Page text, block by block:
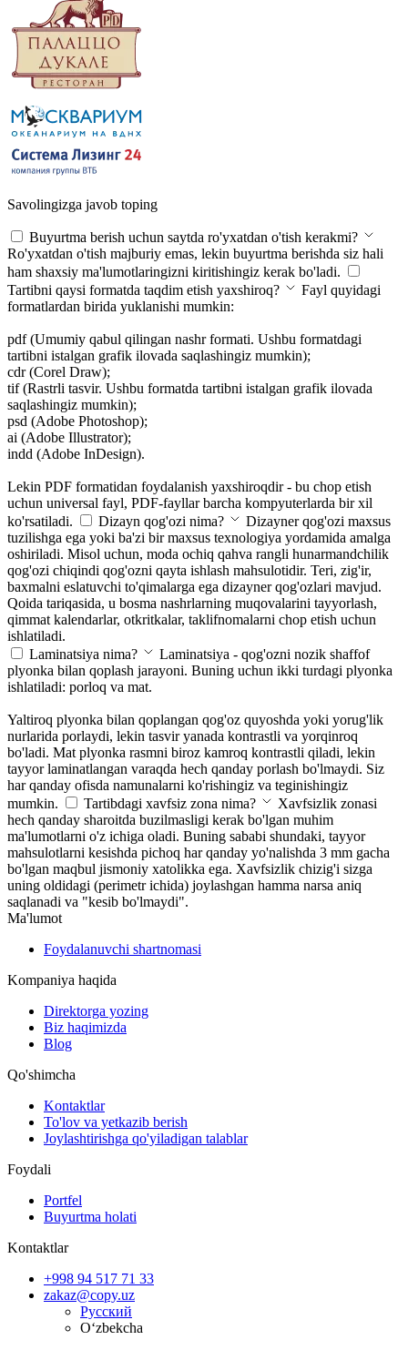
Savolingizga javob toping
Buyurtma berish uchun saytda ro'yxatdan o'tish kerakmi?
Ro'yxatdan o'tish majburiy emas, lekin buyurtma berishda siz hali
ham shaxsiy ma'lumotlaringizni kiritishingiz kerak bo'ladi.
Tartibni qaysi formatda taqdim etish yaxshiroq?
Fayl quyidagi
formatlardan birida yuklanishi mumkin:
pdf (Umumiy qabul qilingan nashr formati. Ushbu formatdagi
tartibni istalgan grafik ilovada saqlashingiz mumkin);
cdr (Corel Draw);
tif (Rastrli tasvir. Ushbu formatda tartibni istalgan grafik ilovada
saqlashingiz mumkin);
psd (Adobe Photoshop);
ai (Adobe Illustrator);
indd (Adobe InDesign).
Lekin PDF formatidan foydalanish yaxshiroqdir - bu chop etish
uchun universal fayl, PDF-fayllar barcha kompyuterlarda bir xil
ko'rsatiladi.
Dizayn qog'ozi nima?
Dizayner qog'ozi maxsus
tuzilishga ega yoki ba'zi bir maxsus texnologiya yordamida amalga
oshiriladi. Misol uchun, moda ochiq qahva rangli hunarmandchilik
qog'ozi chiqindi qog'ozni qayta ishlash mahsulotidir. Teri, zig'ir,
baxmalni eslatuvchi to'qimalarga ega dizayner qog'ozlari mavjud.
Qoida tariqasida, u bosma nashrlarning muqovalarini tayyorlash,
qimmat kalendarlar, otkritkalar, taklifnomalarni chop etish uchun
ishlatiladi.
Laminatsiya nima?
Laminatsiya - qog'ozni nozik shaffof
plyonka bilan qoplash jarayoni. Buning uchun ikki turdagi plyonka
ishlatiladi: porloq va mat.
Yaltiroq plyonka bilan qoplangan qog'oz quyoshda yoki yorug'lik
nurlarida porlaydi, lekin tasvir yanada kontrastli va yorqinroq
bo'ladi. Mat plyonka rasmni biroz kamroq kontrastli qiladi, lekin
tayyor laminatlangan varaqda hech qanday porlash bo'lmaydi. Siz
har qanday ofisda namunalarni ko'rishingiz va teginishingiz
mumkin.
Tartibdagi xavfsiz zona nima?
Xavfsizlik zonasi
hech qanday sharoitda buzilmasligi kerak bo'lgan muhim
ma'lumotlarni o'z ichiga oladi. Buning sababi shundaki, tayyor
mahsulotlarni kesishda pichoq har qanday yo'nalishda 3 mm gacha
bo'lgan maqbul jismoniy xatolikka ega. Xavfsizlik chizig'i sizga
uning oldidagi (perimetr ichida) joylashgan hamma narsa aniq
saqlanadi va "kesib bo'lmaydi".
Ma'lumot
Foydalanuvchi shartnomasi
Kompaniya haqida
Direktorga yozing
Biz haqimizda
Blog
Qo'shimcha
Kontaktlar
To'lov va yetkazib berish
Joylashtirishga qo'yiladigan talablar
Foydali
Portfel
Buyurtma holati
Kontaktlar
+998 94 517 71 33
zakaz@copy.uz
Русский
O‘zbekcha